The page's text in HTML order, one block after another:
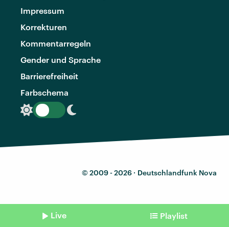
Impressum
Korrekturen
Kommentarregeln
Gender und Sprache
Barrierefreiheit
Farbschema
© 2009 - 2026 · Deutschlandfunk Nova
Live Playlist